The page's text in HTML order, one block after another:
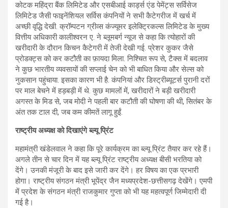
कोटक महिंद्रा बैंक लिमिटेड और एसबीआई कार्ड्स एंड पेमेंट्स सर्विसेज
लिमिटेड जैसी फाइनेंशियल सर्विस कंपनियों ने सभी कैटेगरीज में खर्च में
अच्छी वृद्धि देखी. क्रॉम्पटन ग्रीव्स कंज्यूमर इलेक्ट्रिकल्स लिमिटेड के मुख्य
वित्तीय अधिकारी कालीश्वरन ए. ने ब्लूमबर्ग न्यूज से कहा कि त्योहारों की
खरीदारी के दौरान किचन कैटेगरी में तेजी देखी गई. प्रेशर कुकर जैसे
प्रोडक्ट्स को कर कटौती का फ़ायदा मिला. निश्चित रूप से, टैक्स में बदलाव
ने कुछ भारतीय व्यवसायों की सप्लाई चेन को भी बाधित किया और सेल्स को
नुकसान पहुंचाया. इसका कारण भी है. कंपनियां और डिस्ट्रीब्यूटर्स पुरानी दरों
पर माल बेचने में हड़बड़ी में थे. कुछ मामलों में, खरीदारों ने बड़ी खरीदारी
अगस्त के मिड से, जब मोदी ने पहली बार कटौती की घोषणा की थी, सितंबर के
अंत तक टाल दी, जब कम कीमतें लागू हुईं.
राष्ट्रीय अध्यक्ष को दिखाएंगे ब्ल्यू प्रिंट
महामंत्री खंडेलवाल ने कहा कि पूरे कार्यक्रम का ब्ल्यू प्रिंट तैयार कर रहे हैं।
अगले तीन से चार दिन में यह ब्ल्यू प्रिंट राष्ट्रीय अध्यक्ष बीसी भरतिया को
देंगे। उनकी मंजूरी के बाद इसे जारी कर देंगे। हर विषय का एक प्रभारी
होगा। राष्ट्रीय संगठन मंत्री भूपेंद्र जैन मध्यप्रदेश-छत्तीसगढ़ देखेंगे। एमपी
में प्रदेश के संगठन मंत्री राजकुमार गुप्ता को भी यह महत्वपूर्ण जिम्मेदारी दी
गई है।